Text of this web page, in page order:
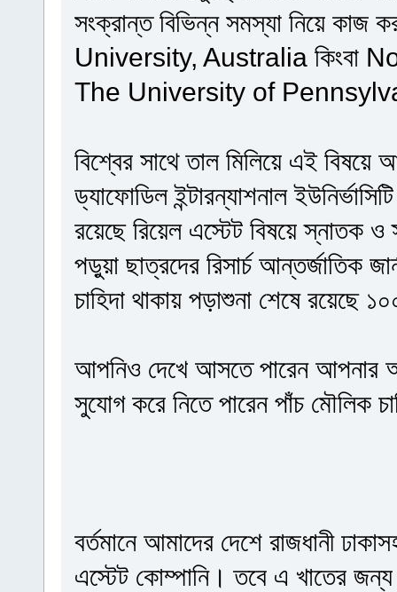
সংক্রান্ত বিভিন্ন সমস্যা নিয়ে কাজ
University, Australia কিংবা
The University of
বিশ্বের সাথে তাল মিলিয়ে এই
ড্যাফোডিল ইন্টারন্যাশনাল
রয়েছে রিয়েল এস্টেট বিষয়ে স্নাতক
পড়ুয়া ছাত্রদের রিসার্চ আন্তর্জাতিক
চাহিদা থাকায় পড়াশুনা শেষে রয়েছে
আপনিও দেখে আসতে পারেন আপনার
সুযোগ করে নিতে পারেন পাঁচ মৌলিক
বর্তমানে আমাদের দেশে রাজধানী
এস্টেট কোম্পানি। তবে এ খাতের